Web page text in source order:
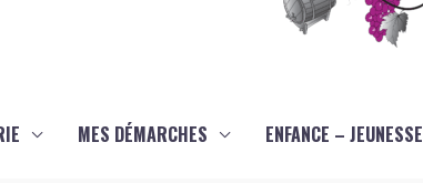
MES DÉMARCHES ENFANCE – JEUNESSE